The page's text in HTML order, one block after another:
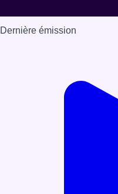
Dernière émission